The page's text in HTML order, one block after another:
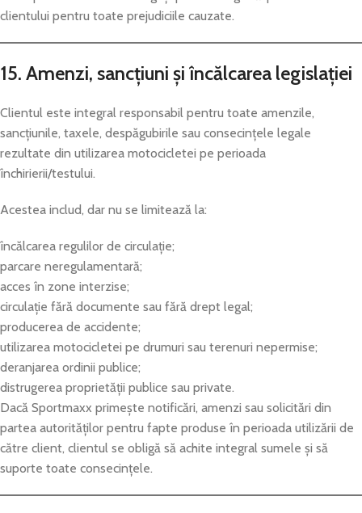
clientului pentru toate prejudiciile cauzate.
15. Amenzi, sancțiuni și încălcarea legislației
Clientul este integral responsabil pentru toate amenzile,
sancțiunile, taxele, despăgubirile sau consecințele legale
rezultate din utilizarea motocicletei pe perioada
închirierii/testului.
Acestea includ, dar nu se limitează la:
încălcarea regulilor de circulație;
parcare neregulamentară;
acces în zone interzise;
circulație fără documente sau fără drept legal;
producerea de accidente;
utilizarea motocicletei pe drumuri sau terenuri nepermise;
deranjarea ordinii publice;
distrugerea proprietății publice sau private.
Dacă Sportmaxx primește notificări, amenzi sau solicitări din
partea autorităților pentru fapte produse în perioada utilizării de
către client, clientul se obligă să achite integral sumele și să
suporte toate consecințele.